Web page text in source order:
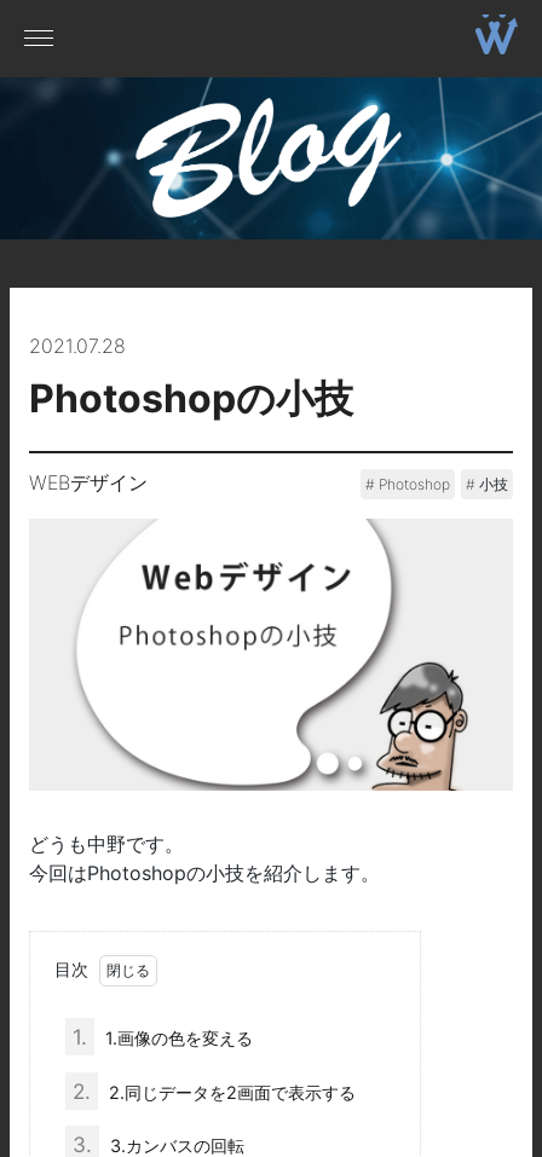
2021.07.28
Photoshopの小技
WEBデザイン Photoshop 小技
どうも中野です。
今回はPhotoshopの小技を紹介します。
目次
1. 1.画像の色を変える
2. 2.同じデータを2画面で表示する
3. 3.カンバスの回転